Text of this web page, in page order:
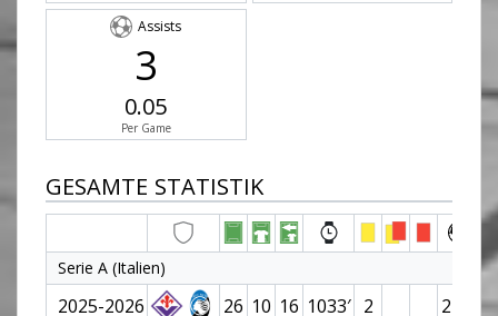
Assists
3
0.05
Per Game
GESAMTE STATISTIK
Serie A (Italien)
2025-2026 26 10 16 1033′ 2 2 (0)